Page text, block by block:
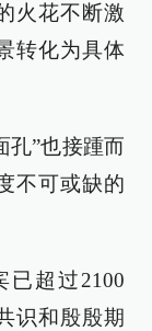
火花不断激
转化为具体
孔”也接踵而
不可或缺的
已超过2100
识和殷殷期